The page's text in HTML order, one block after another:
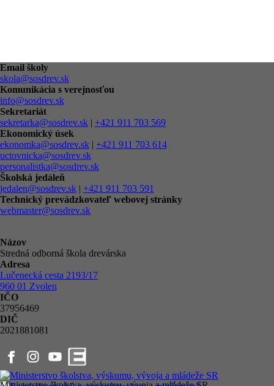
Email školy
skola@sosdrev.sk
Komunikácia s verejnosťou
info@sosdrev.sk
Sekretariát
sekretarka@sosdrev.sk | +421 911 703 569
Ekonomický úsek
ekonomka@sosdrev.sk | +421 911 703 614
uctovnicka@sosdrev.sk
personalistka@sosdrev.sk
Školská jedáleň
jedalen@sosdrev.sk | +421 911 703 591‬
Technický prevádzkovateľ webovej stránky
webmaster@sosdrev.sk
Názov
Stredná odborná škola drevárska
Adresa
Lučenecká cesta 2193/17
960 01 Zvolen
IČO
37956469
DIČ
2021881081